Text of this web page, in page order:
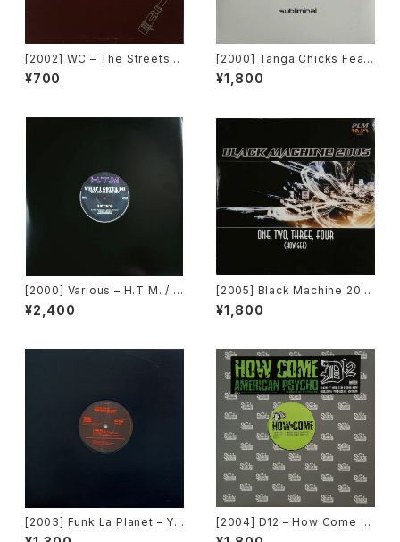
[2002] WC – The Streets
(Remix) [Def Jam Recordin
gs][PROMO]
¥700
[2000] Tanga Chicks Featu
ring Dimitri & Tom – Brasil
Over Zurich [Subliminal][2
¥1,800
[2000] Various – H.T.M. / B
ack To "Disco" Request 0
0.00.13 [Avex Trax]
¥2,400
[2005] Black Machine 200
5 – One, Two, Three, Four
(How Gee) [PLM Records]
¥1,800
[2003] Funk La Planet – Yo
u Gave Me Love (Funk La
[2004] D12 – How Come /
American Psycho [Shady R